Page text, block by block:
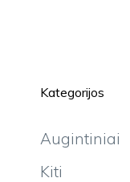
Kategorijos
Augintiniai
Kiti